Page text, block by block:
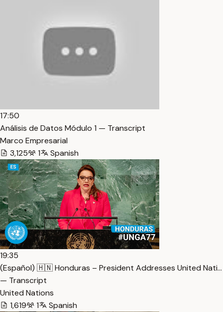
17:50
Análisis de Datos Módulo 1 — Transcript
Marco Empresarial
3,125
1 Spanish
19:35
(Español) 🇭🇳 Honduras – President Addresses United Nati…
— Transcript
United Nations
1,619
1 Spanish